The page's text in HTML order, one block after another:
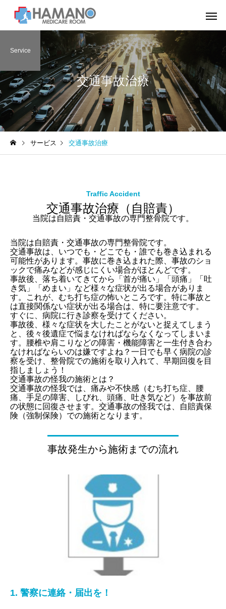
交通事故治療
Service
サービス 交通事故治療
Traffic Accident
交通事故治療（自賠責）
当院は自賠責・交通事故の専門整骨院です。
当院は自賠責・交通事故の専門整骨院です。
交通事故は、いつでも・どこでも・誰でも巻き込まれる
可能性があります。事故に巻き込まれた際、事故のショ
ックで痛みなどが感じにくい場合がほとんどです。
事故後、落ち着いてきてから「首が痛い」「頭痛」「吐
き気」「めまい」など様々な症状が出る場合がありま
す。これが、むち打ち症の怖いところです。特に事故と
は直接関係ない症状が出る場合は、特に要注意です。
すぐに、病院に行き診察を受けてください。
事故後、様々な症状を大したことがないと捉えてしまう
と、後々後遺症で悩まなければならなくなってしまいま
す。腰椎や肩こりなどの障害・機能障害と一生付き合わ
なければならいのは嫌ですよね？一日でも早く病院の診
察を受け、整骨院での施術を取り入れて、早期回復を目
指しましょう！
交通事故の怪我の施術とは？
交通事故の怪我では、痛みや不快感（むち打ち症、腰
痛、手足の障害、しびれ、頭痛、吐き気など）を事故前
の状態に回復させます。交通事故の怪我では、自賠責保
険（強制保険）での施術となります。
事故発生から施術までの流れ
1. 警察に連絡・届出を！